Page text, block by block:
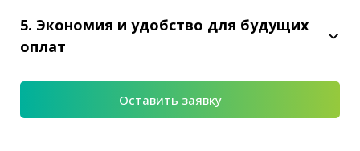
5. Экономия и удобство для будущих
оплат
Оставить заявку